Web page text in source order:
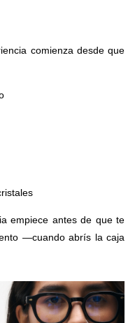
comienza desde que
empiece antes de que te
—cuando abrís la caja